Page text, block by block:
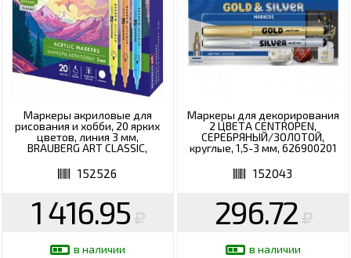
Маркеры акриловые для
рисования и хобби, 20 ярких
цветов, линия 3 мм,
BRAUBERG ART CLASSIC,
152526
1 416.95
в наличии
Маркеры для декорирования
2 ЦВЕТА CENTROPEN,
СЕРЕБРЯНЫЙ/ЗОЛОТОЙ,
круглые, 1,5-3 мм, 626900201
152043
296.72
в наличии